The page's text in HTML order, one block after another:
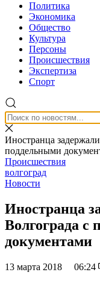
Политика
Экономика
Общество
Культура
Персоны
Происшествия
Экспертиза
Спорт
Иностранца
поддельными
Происшествия
волгоград
Новости
Иностранца
Волгограда с
документами
13 марта 2018 06:24